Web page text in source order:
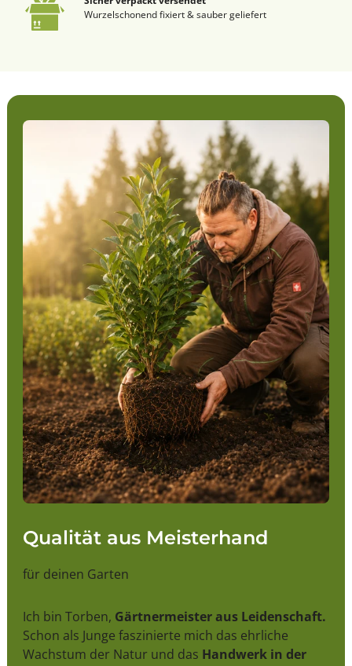
Wurzelschonend fixiert & sauber geliefert
Qualität aus Meisterhand
für deinen Garten
Ich bin Torben, Gärtnermeister aus Leidenschaft.
Schon als Junge faszinierte mich das ehrliche
Wachstum der Natur und das Handwerk in der